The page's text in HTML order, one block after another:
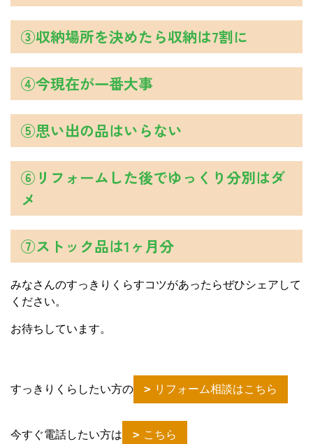
③収納場所を決めたら収納は7割に
④今現在が一番大事
⑤思い出の品はいらない
⑥リフォームした後でゆっくり分別はダ
メ
⑦ストック品は1ヶ月分
みなさんのすっきりくらすコツがあったらぜひシェアして
ください。
お待ちしています。
すっきりくらしたい方の リフォーム相談はこちら
今すぐ電話したい方は こちら